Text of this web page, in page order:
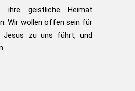
ihre geistliche Heimat
Wir wollen offen sein für
Jesus zu uns führt, und